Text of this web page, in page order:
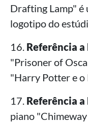
Drafting Lamp" é
logotipo do
16. Referência
"Prisoner of
"Harry Potter e o
17. Referência
piano